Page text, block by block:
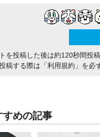
を投稿した後は約120秒間投
稿する際は 「利用規約」 を必
すめの記事